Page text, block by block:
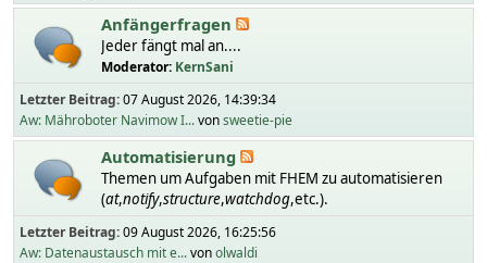
Anfängerfragen
Jeder fängt mal an....
Moderator: KernSani
Letzter Beitrag:07 August 2026, 14:39:34
Aw: Mähroboter Navimow I...vonsweetie-pie
Automatisierung
Themen um Aufgaben mit FHEM zu automatisieren
(at,notify,structure,watchdog,etc.).
Letzter Beitrag:09 August 2026, 16:25:56
Aw: Datenaustausch mit e...vonolwaldi